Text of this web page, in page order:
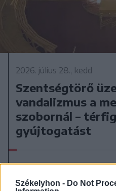
Székelyhon - Do Not
2026. július 28., kedd
Szentségtörő
vandalizmus a
szobornál –
gyújtogatást